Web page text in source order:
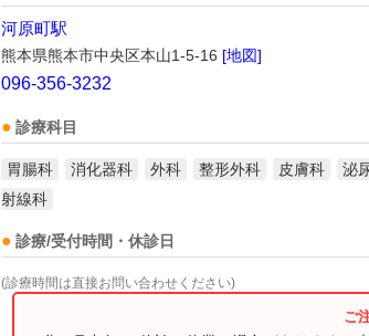
河原町駅
熊本県熊本市中央区本山1-5-16 [地図]
096-356-3232
診療科目
胃腸科 消化器科 外科 整形外科 皮膚科 泌
射線科
診療/受付時間・休診日
(診療時間は直接お問い合わせください)